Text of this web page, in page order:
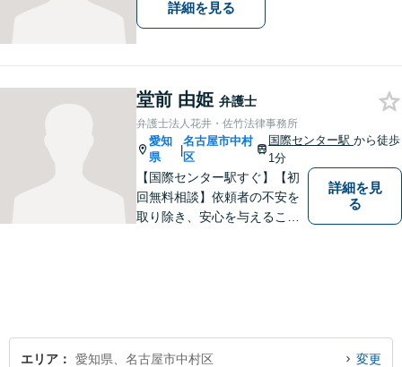
詳細を見る
堂前 由姫 弁護士
弁護士法人花井・佐竹法律事務所
愛知
県
|
名古屋市中村
区
国際センター駅から徒歩
1分
【国際センター駅すぐ】【初
回無料相談】依頼者の不安を
取り除き、安心を与えること
オ面談可】
詳細を見
る
エリア 愛知県、名古屋市中村区 変更